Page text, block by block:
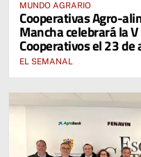
MUNDO AGRARIO
Cooperativas Agro-
Mancha celebrará la
Cooperativos el 23 de
EL SEMANAL